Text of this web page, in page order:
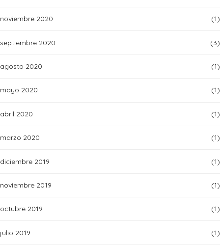
noviembre 2020 (1)
septiembre 2020 (3)
agosto 2020 (1)
mayo 2020 (1)
abril 2020 (1)
marzo 2020 (1)
diciembre 2019 (1)
noviembre 2019 (1)
octubre 2019 (1)
julio 2019 (1)